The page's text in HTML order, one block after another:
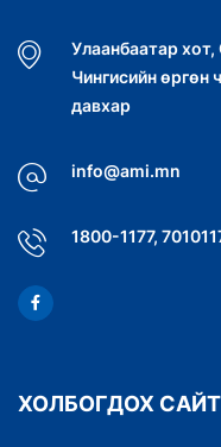
Улаанбаатар
Чингисийн өргөн
давхар
info@ami.mn
1800-1177,
ХОЛБОГДОХ САЙТ